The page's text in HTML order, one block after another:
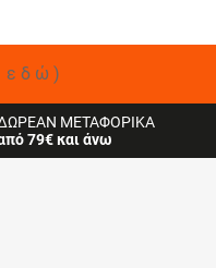
εδώ)
ΜΕΤΑΦΟΡΙΚΑ
79€ και άνω